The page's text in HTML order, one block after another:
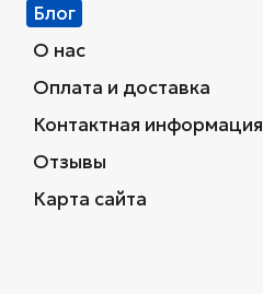
Блог
О нас
Оплата и доставка
Контактная информация
Отзывы
Карта сайта